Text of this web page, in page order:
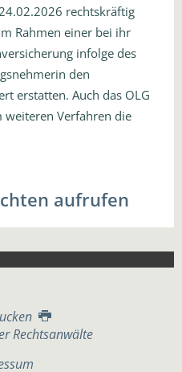
rechtskräftig
Rahmen einer bei ihr
infolge des
den
erstatten. Auch das OLG
weiteren Verfahren die
aufrufen
Rechtsanwälte